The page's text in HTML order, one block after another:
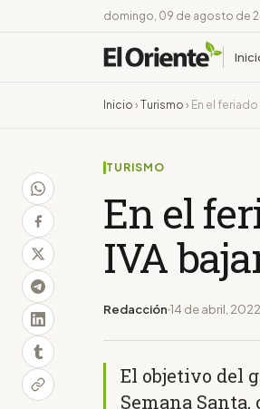
domingo, 09 de agosto de
Inicio › Turismo › En el feriado
TURISMO
En el
IVA
Redacción 14 de abril, 2022
El objetivo del
Semana Santa,